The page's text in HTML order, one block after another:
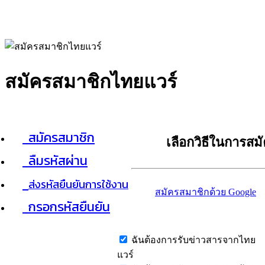
สมัครสมาชิกไทยแวร์
สมัครสมาชิก
ลืมรหัสผ่าน
ส่งรหัสยืนยันการใช้งาน
กรอกรหัสยืนยัน
เลือกวิธีในการส
สมัครสมาชิกด้วย Google
ฉันต้องการรับข่าวสารจากไทย
แวร์